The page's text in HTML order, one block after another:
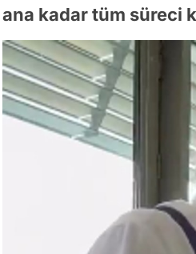
ana kadar tüm süreci